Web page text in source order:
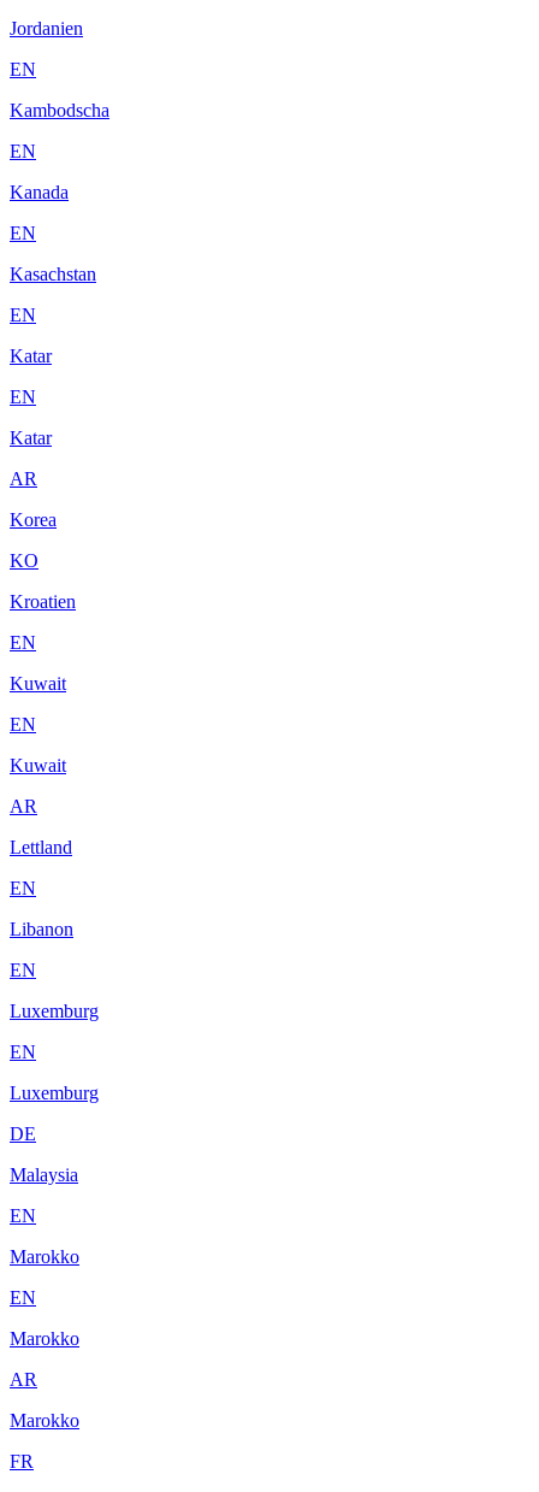
Jordanien
EN
Kambodscha
EN
Kanada
EN
Kasachstan
EN
Katar
EN
Katar
AR
Korea
KO
Kroatien
EN
Kuwait
EN
Kuwait
AR
Lettland
EN
Libanon
EN
Luxemburg
EN
Luxemburg
DE
Malaysia
EN
Marokko
EN
Marokko
AR
Marokko
FR